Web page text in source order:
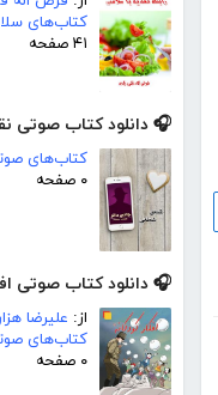
کتاب‌های
۴۱ صفحه
🎧 دانلود کتاب صوتی
کتاب‌های
۰ صفحه
🎧 دانلود کتاب صوتی
از: علیرضا
کتاب‌های
۰ صفحه